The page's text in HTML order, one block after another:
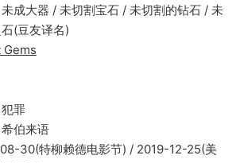
成大器 / 未切割宝石 / 未切割的钻石 / 未
(豆友译名)
Gems
罪
来语
30(特柳赖德电影节) / 2019-12-25(美